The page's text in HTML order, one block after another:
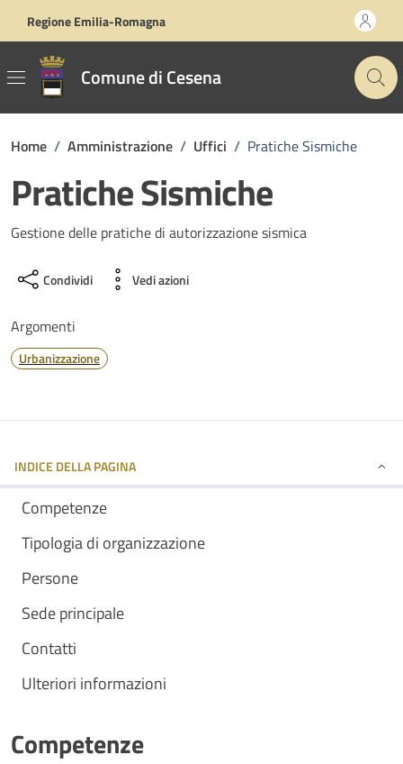
Regione Emilia-Romagna
Comune di Cesena
Home / Amministrazione / Uffici / Pratiche Sismiche
Pratiche Sismiche
Gestione delle pratiche di autorizzazione sismica
Condividi Vedi azioni
Argomenti
Urbanizzazione
INDICE DELLA PAGINA
Competenze
Tipologia di organizzazione
Persone
Sede principale
Contatti
Ulteriori informazioni
Competenze